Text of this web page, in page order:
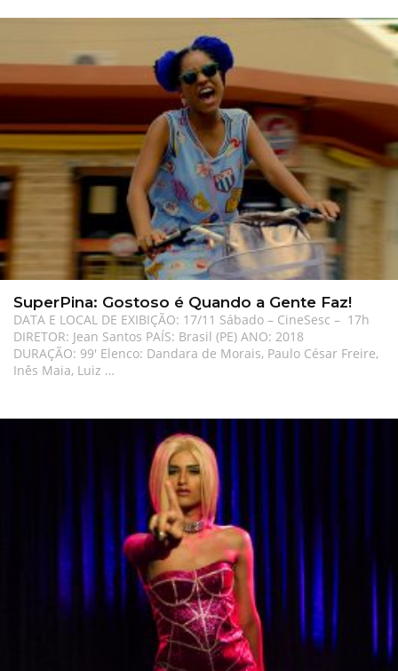
SuperPina: Gostoso é Quando a Gente Faz!
DATA E LOCAL DE EXIBIÇÃO: 17/11 Sábado – CineSesc – 17h
DIRETOR: Jean Santos PAÍS: Brasil (PE) ANO: 2018
DURAÇÃO: 99′ Elenco: Dandara de Morais, Paulo César Freire,
Inês Maia, Luiz …